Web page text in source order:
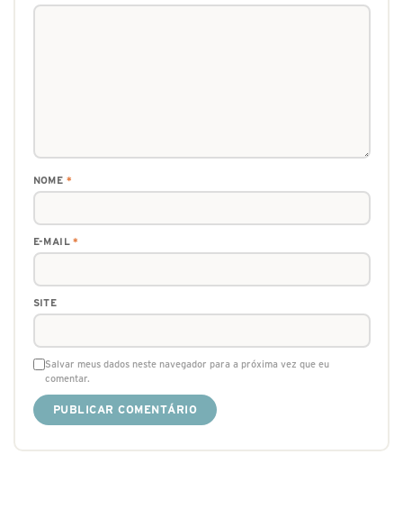
NOME *
E-MAIL*
SITE
Salvar meus dados neste navegador para a próxima vez que eu
comentar.